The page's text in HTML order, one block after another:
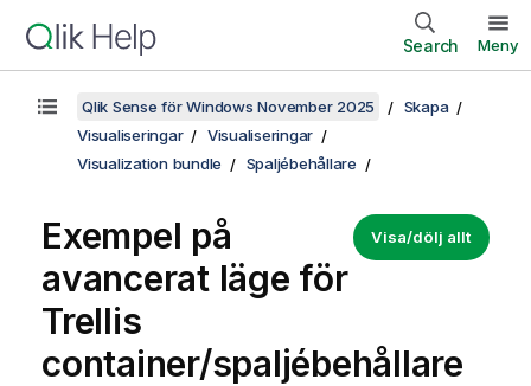
Search Meny
Qlik Sense för Windows November 2025
Skapa
Visualiseringar
Visualiseringar
Visualization bundle
Spaljébehållare
Visa/dölj allt
Exempel på
avancerat läge för
Trellis
container/spaljébehållare